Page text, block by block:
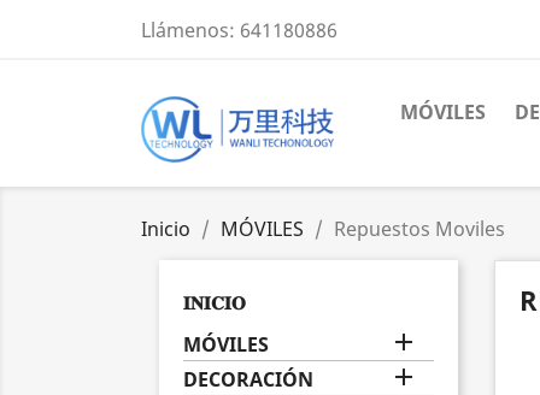
Llámenos: 641180886
MÓVILES
Inicio MÓVILES Repuestos Moviles
𝐈𝐍𝐈𝐂𝐈𝐎
MÓVILES 
DECORACIÓN 